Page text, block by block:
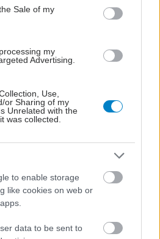
Sale of my
my
Advertising.
Use,
or Sharing of my
Unrelated with the
was collected.
to enable storage
like cookies on web or
data to be sent to